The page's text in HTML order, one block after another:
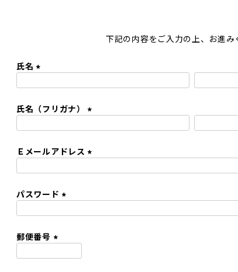
下記の内容をご入力の上、お進み
氏名
須
氏名（フリガナ）
須
Ｅメールアドレス
パスワード
郵便番号